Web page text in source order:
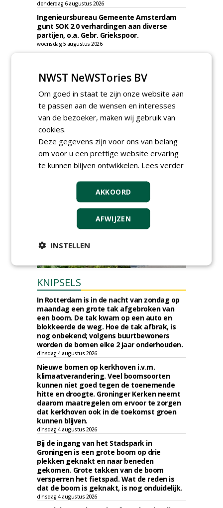
donderdag 6 augustus 2026
Ingenieursbureau Gemeente Amsterdam
gunt SOK 2.0 verhardingen aan diverse
partijen, o.a. Gebr. Griekspoor.
woensdag 5 augustus 2026
Bodegraven Flex.
Gemeente Amsterdam, Ingenieursbureau
gunt AI 2024-0210 raamovereenkomst
ecologisch beheer aan De Jong Zuurmond,
Struunhoeve, Jos Scholman Groen en
Dolmans Wieringen Prins.
woensdag 5 augustus 2026
Gemeente Leidschendam-Voorburg gunt
raamovereenkomst inhuur medewerkers
Advies & Detachering.
woensdag 5 augustus 2026
KNIPSELS
In Rotterdam is in de nacht van zondag op
maandag een grote tak afgebroken van
een boom. De tak kwam op een auto en
blokkeerde de weg. Hoe de tak afbrak, is
nog onbekend; volgens buurtbewoners
worden de bomen elke 2 jaar onderhouden.
dinsdag 4 augustus 2026
Nieuwe bomen op kerkhoven i.v.m.
klimaatverandering. Veel boomsoorten
kunnen niet goed tegen de toenemende
hitte en droogte. Groninger Kerken neemt
daarom maatregelen om ervoor te zorgen
dat kerkhoven ook in de toekomst groen
kunnen blijven.
dinsdag 4 augustus 2026
Bij de ingang van het Stadspark in
Groningen is een grote boom op drie
plekken geknakt en naar beneden
gekomen. Grote takken van de boom
versperren het fietspad. Wat de reden is
dat de boom is geknakt, is nog onduidelijk.
dinsdag 4 augustus 2026
NWST NeWSTories BV
Om goed in staat te zijn onze website aan
te passen aan de wensen en interesses
van de bezoeker, maken wij gebruik van
cookies.
Deze gegevens zijn voor ons van belang
om voor u een prettige website ervaring
te kunnen blijven ontwikkelen. Lees verder
AKKOORD
AFWIJZEN
INSTELLEN